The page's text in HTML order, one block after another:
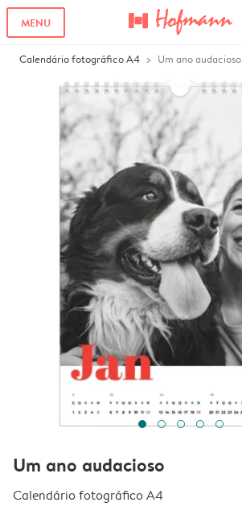
MENU
Calendário fotográfico A4 Um ano audacioso
Um ano audacioso
Calendário fotográfico A4